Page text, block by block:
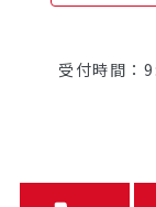
受付時間：